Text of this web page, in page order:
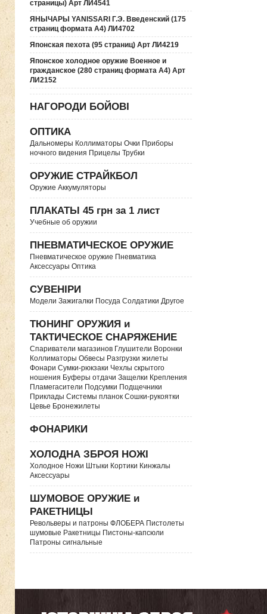
страницы) Арт ЛИ4541
ЯНЫЧАРЫ YANISSARI Г.Э. Введенский (175
страниц формата А4) ЛИ4702
Японская пехота (95 страниц) Арт ЛИ4219
Японское холодное оружие Военное и
гражданское (280 страниц формата А4) Арт
ЛИ2152
НАГОРОДИ БОЙОВІ
ОПТИКА
Дальномеры Коллиматоры Очки Приборы
ночного видения Прицелы Трубки
ОРУЖИЕ СТРАЙКБОЛ
Оружие Аккумуляторы
ПЛАКАТЫ 45 грн за 1 лист
Учебные об оружии
ПНЕВМАТИЧЕСКОЕ ОРУЖИЕ
Пневматическое оружие Пневматика
Аксессуары Оптика
СУВЕНІРИ
Модели Зажигалки Посуда Солдатики Другое
ТЮНИНГ ОРУЖИЯ и
ТАКТИЧЕСКОЕ СНАРЯЖЕНИЕ
Спариватели магазинов Глушители Воронки
Коллиматоры Обвесы Разгрузки жилеты
Фонари Сумки-рюкзаки Чехлы скрытого
ношения Буферы отдачи Защелки Крепления
Пламегасители Подсумки Подщечники
Приклады Системы планок Сошки-рукоятки
Цевье Бронежилеты
ФОНАРИКИ
ХОЛОДНА ЗБРОЯ НОЖІ
Холодное Ножи Штыки Кортики Кинжалы
Аксессуары
ШУМОВОЕ ОРУЖИЕ и
РАКЕТНИЦЫ
Револьверы и патроны ФЛОБЕРА Пистолеты
шумовые Ракетницы Пистоны-капсюли
Патроны сигнальные